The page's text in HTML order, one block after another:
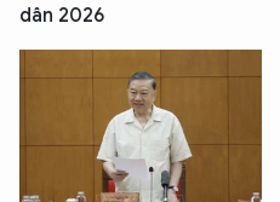
dân 2026